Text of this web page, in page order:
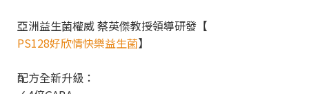
亞洲益生菌權威 蔡英傑教授領導研發【
PS128好欣情快樂益生菌】
配方全新升級：